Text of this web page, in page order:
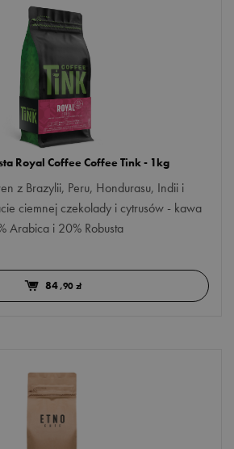
Royal Coffee Coffee Tink - 1kg
z Brazylii, Peru, Hondurasu, Indii i
ciemnej czekolady i cytrusów - kawa
Arabica i 20% Robusta
84,90 zł